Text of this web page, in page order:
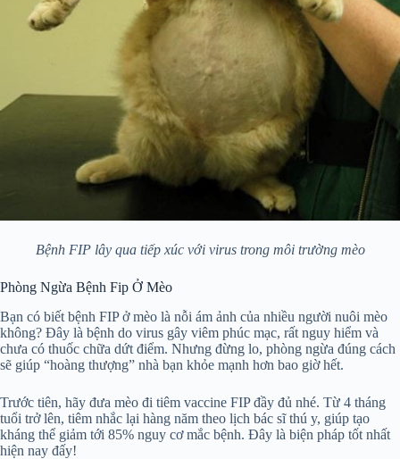
Bệnh FIP lây qua tiếp xúc với virus trong môi trường mèo
Phòng Ngừa Bệnh Fip Ở Mèo
Bạn có biết bệnh FIP ở mèo là nỗi ám ảnh của nhiều người nuôi mèo
không? Đây là bệnh do virus gây viêm phúc mạc, rất nguy hiểm và
chưa có thuốc chữa dứt điểm. Nhưng đừng lo, phòng ngừa đúng cách
sẽ giúp “hoàng thượng” nhà bạn khỏe mạnh hơn bao giờ hết.
Trước tiên, hãy đưa mèo đi tiêm vaccine FIP đầy đủ nhé. Từ 4 tháng
tuổi trở lên, tiêm nhắc lại hàng năm theo lịch bác sĩ thú y, giúp tạo
kháng thể giảm tới 85% nguy cơ mắc bệnh. Đây là biện pháp tốt nhất
hiện nay đấy!